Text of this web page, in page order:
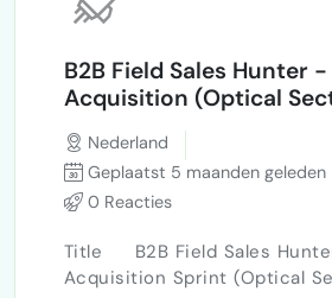
B2B Field Sales Hunter -
Acquisition (Optical
Nederland
Geplaatst 5 maanden geleden
0 Reacties
Title B2B Field Sales Hunter – Retail
Acquisition Sprint (Optical